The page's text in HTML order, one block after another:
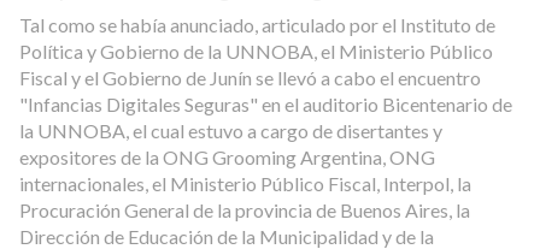
Tal como se había anunciado, articulado por el Instituto de
Política y Gobierno de la UNNOBA, el Ministerio Público
Fiscal y el Gobierno de Junín se llevó a cabo el encuentro
"Infancias Digitales Seguras" en el auditorio Bicentenario de
la UNNOBA, el cual estuvo a cargo de disertantes y
expositores de la ONG Grooming Argentina, ONG
internacionales, el Ministerio Público Fiscal, Interpol, la
Procuración General de la provincia de Buenos Aires, la
Dirección de Educación de la Municipalidad y de la